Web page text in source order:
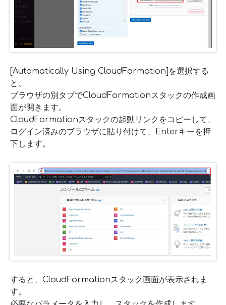
[Automatically Using CloudFormation]を選択する
と、
ブラウザの別タブでCloudFormationスタックの作成画
面が開きます。
CloudFormationスタックの起動リンクをコピーして、
ログイン済みのブラウザに貼り付けて、Enterキーを押
下します。
すると、CloudFormationスタック画面が表示されま
す。